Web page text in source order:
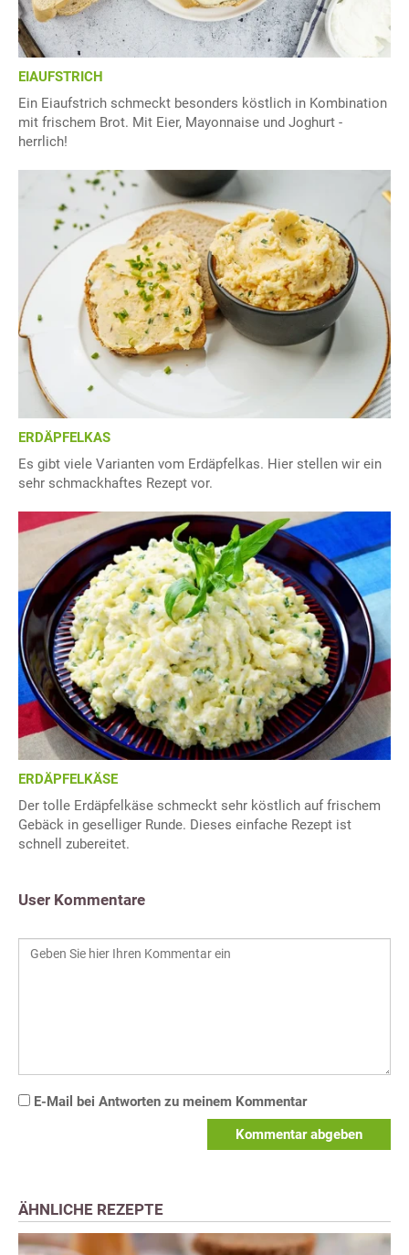
EIAUFSTRICH
Ein Eiaufstrich schmeckt besonders köstlich in Kombination
mit frischem Brot. Mit Eier, Mayonnaise und Joghurt -
herrlich!
ERDÄPFELKAS
Es gibt viele Varianten vom Erdäpfelkas. Hier stellen wir ein
sehr schmackhaftes Rezept vor.
ERDÄPFELKÄSE
Der tolle Erdäpfelkäse schmeckt sehr köstlich auf frischem
Gebäck in geselliger Runde. Dieses einfache Rezept ist
schnell zubereitet.
User Kommentare
E-Mail bei Antworten zu meinem Kommentar
Kommentar abgeben
ÄHNLICHE REZEPTE